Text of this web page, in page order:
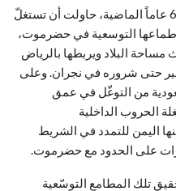
وقالت “الاخبار” ان الرياض طيلة الـ60 عاماً الماضية، حاولت أن تستغلّ
التوسعية في حضرموت،
البلاد ويربطها بالرياض
حتى شروره في نجران. وعلى
من التوغّل في عمق
الحروب الداخلية
اليمن للتمدد في الشريط
على الحدود مع حضرموت.
تلك المطامع التوسّعية